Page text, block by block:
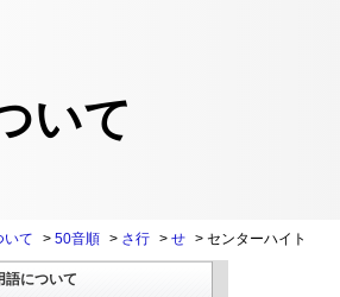
いて
いて > 50音順 > さ行 > せ > センターハイト
語について